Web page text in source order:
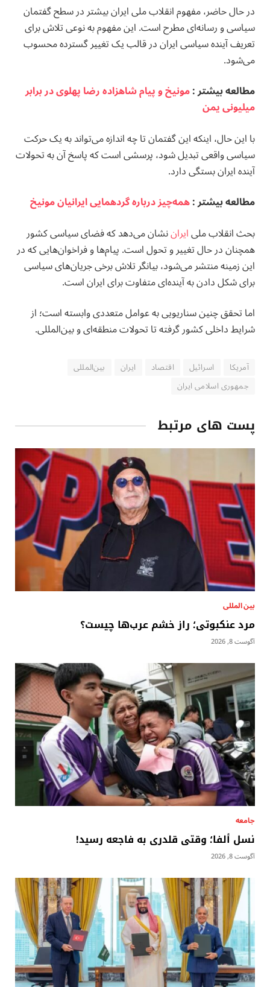
در حال حاضر، مفهوم انقلاب ملی ایران بیشتر در سطح گفتمان
سیاسی و رسانه‌ای مطرح است. این مفهوم به نوعی تلاش برای
تعریف آینده سیاسی ایران در قالب یک تغییر گسترده محسوب
می‌شود.
مطالعه بيشتر :مونیخ و پیام شاهزاده رضا پهلوی در برابر
میلیونی یمن
با این حال، اینکه این گفتمان تا چه اندازه می‌تواند به یک حرکت
سیاسی واقعی تبدیل شود، پرسشی است که پاسخ آن به تحولات
آینده ایران بستگی دارد.
مطالعه بيشتر :همه‌چیز درباره گردهمایی ايرانيان مونیخ
بحث انقلاب ملیایراننشان می‌دهد که فضای سیاسی کشور
همچنان در حال تغییر و تحول است. پیام‌ها و فراخوان‌هایی که در
این زمینه منتشر می‌شود، بیانگر تلاش برخی جریان‌های سیاسی
برای شکل دادن به آینده‌ای متفاوت برای ایران است.
اما تحقق چنین سناریویی به عوامل متعددی وابسته است؛ از
شرایط داخلی کشور گرفته تا تحولات منطقه‌ای و بین‌المللی.
آمریکا اسرائیل اقتصاد ایران
بین‌المللی
جمهوری اسلامی ایران
پست های مرتبط
بين المللى
مرد عنکبوتی؛ راز خشم عرب‌ها چیست؟
آگوست 8, 2026
جامعه
نسل ألفا؛ وقتی قلدری به فاجعه رسید!
آگوست 8, 2026